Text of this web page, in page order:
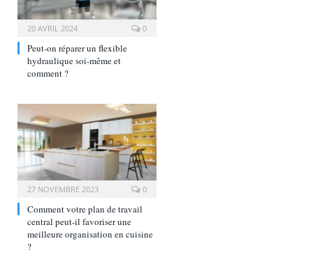
20 AVRIL 2024 0
Peut-on réparer un flexible
hydraulique soi-même et
comment ?
27 NOVEMBRE 2023 0
Comment votre plan de travail
central peut-il favoriser une
meilleure organisation en cuisine
?